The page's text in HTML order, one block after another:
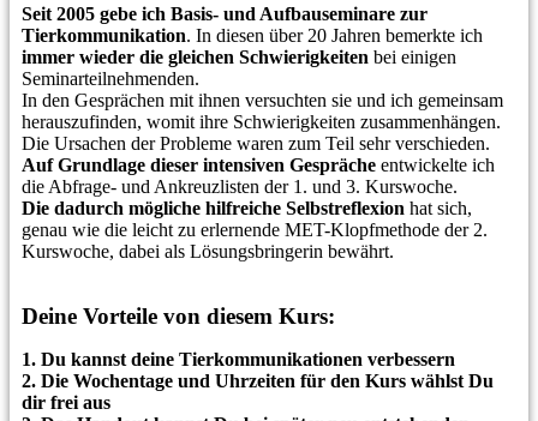
Seit 2005 gebe ich Basis- und Aufbauseminare zur
Tierkommunikation. In diesen über 20 Jahren bemerkte ich
immer wieder die gleichen Schwierigkeiten bei einigen
Seminarteilnehmenden.
In den Gesprächen mit ihnen versuchten sie und ich gemeinsam
herauszufinden, womit ihre Schwierigkeiten zusammenhängen.
Die Ursachen der Probleme waren zum Teil sehr verschieden.
Auf Grundlage dieser intensiven Gespräche entwickelte ich
die Abfrage- und Ankreuzlisten der 1. und 3. Kurswoche.
Die dadurch mögliche hilfreiche Selbstreflexion hat sich,
genau wie die leicht zu erlernende MET-Klopfmethode der 2.
Kurswoche, dabei als Lösungsbringerin bewährt.
Deine Vorteile von diesem Kurs:
1. Du kannst deine Tierkommunikationen verbessern
2. Die Wochentage und Uhrzeiten für den Kurs wählst Du
dir frei aus